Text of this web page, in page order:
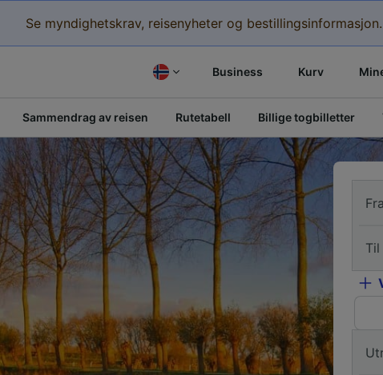
Se myndighetskrav, reisenyheter og bestillingsinformasjon.
Business Kurv
Sammendrag av reisen Rutetabell Billige togbilletter
Til